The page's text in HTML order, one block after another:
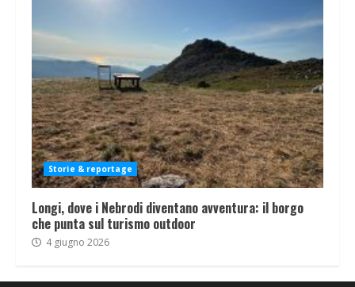
Storie & reportage
Longi, dove i Nebrodi diventano avventura: il borgo
che punta sul turismo outdoor
4 giugno 2026